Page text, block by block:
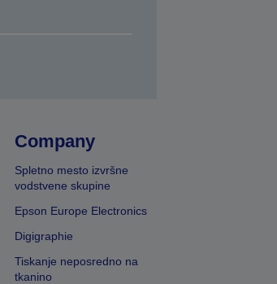
Company
Spletno mesto izvršne
vodstvene skupine
Epson Europe Electronics
Digigraphie
Tiskanje neposredno na
tkanino